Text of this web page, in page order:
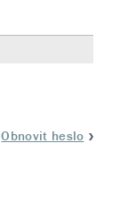
Obnovit heslo